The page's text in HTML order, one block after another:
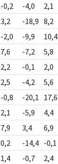
-0,2 -4,0 2,1
3,2 -18,9 8,2
-2,0 -9,9 10,4
7,6 -7,2 5,8
2,2 -0,1 2,0
2,5 -4,2 5,6
-0,8 -20,1 17,6
2,1 -5,9 4,4
7,9 3,4 6,9
0,2 -14,4 -0,1
1,4 -0,7 2,4